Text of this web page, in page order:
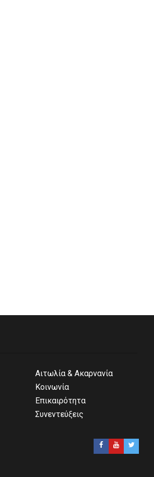
Αιτωλία & Ακαρνανία
Κοινωνία
Επικαιρότητα
Συνεντεύξεις